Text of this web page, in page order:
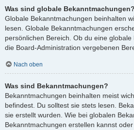
Was sind globale Bekanntmachungen?
Globale Bekanntmachungen beinhalten
lesen. Globale Bekanntmachungen
persönlichen Bereich. Ob du eine
die Board-Administration vergebenen
Nach oben
Was sind Bekanntmachungen?
Bekanntmachungen beinhalten meist
befindest. Du solltest sie stets lesen.
sie erstellt wurden. Wie bei globalen
Bekanntmachungen erstellen kannst